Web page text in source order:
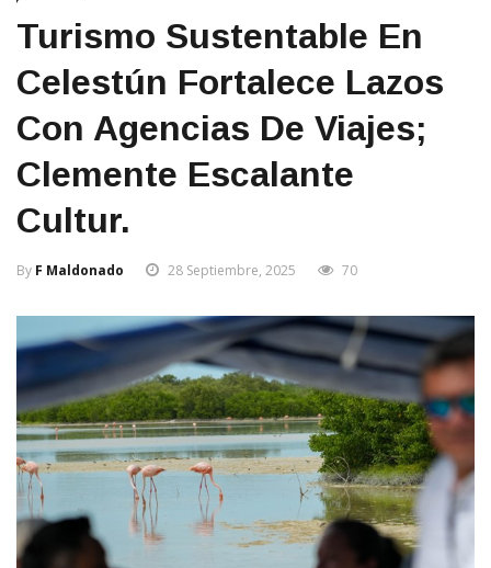
Turismo Sustentable En
Celestún Fortalece Lazos
Con Agencias De Viajes;
Clemente Escalante
Cultur.
By F Maldonado 28 Septiembre, 2025 70